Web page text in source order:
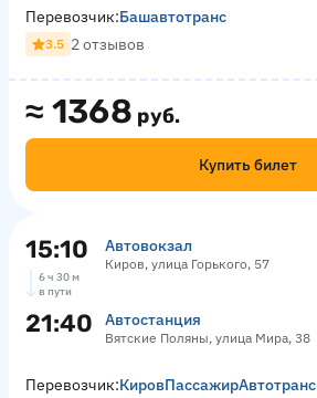
≈ 1368 руб.
Купить билет
Перевозчик:Башавтотранс
3.5 2 отзывов
15:10 Автовокзал
Киров, улица Горького, 57
6 ч 30 м
в пути
21:40 Автостанция
Вятские Поляны, улица Мира, 38
Перевозчик:КировПассажирАвтотранс